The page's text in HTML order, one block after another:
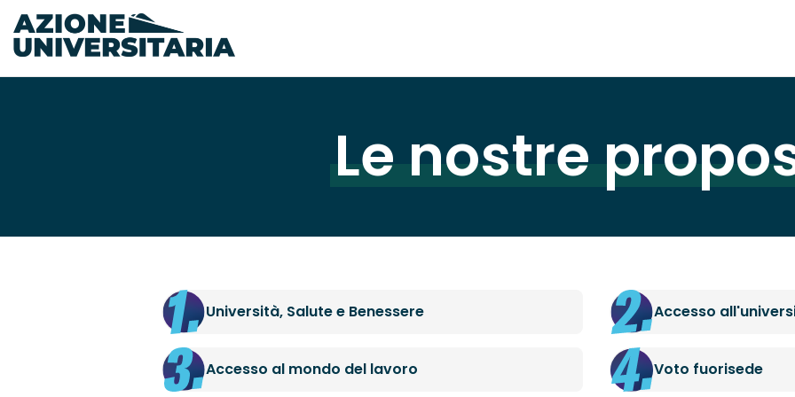
Le nostre
Università, Salute e Benessere Accesso
Accesso al mondo del lavoro Voto fuorisede